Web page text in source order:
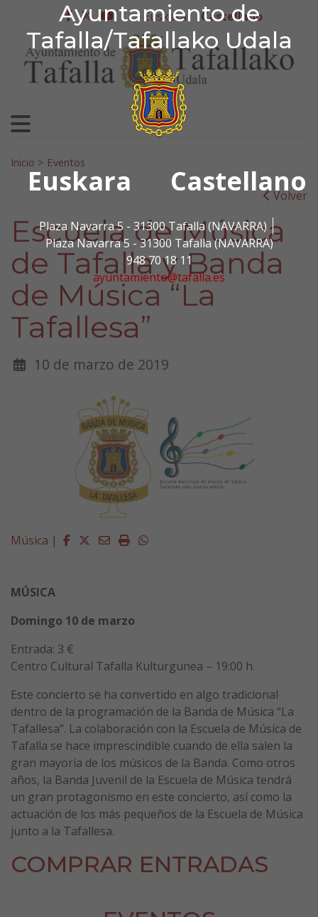
Ayuntamiento de
Tafalla/Tafallako Udala
Euskara Castellano
Plaza Navarra 5 - 31300 Tafalla (NAVARRA)
Plaza Navarra 5 - 31300 Tafalla (NAVARRA)
948 70 18 11
ayuntamiento@tafalla.es
Ir al contenido
Ayuntamiento de
facebook
twitter
youtube
Euskera Castellano
Search for:
Inicio > Eventos
Volver
Escuela de Música
de Tafalla y Banda
de Música “La
Tafallesa”
10 de marzo de 2019
Música | Facebook
Twitter
EmailImprimirWhatsapp
MÚSICA
Domingo 10 de marzo
Entrada: 3 €
Centro Cultural Tafalla Kulturgunea – 19:00 h.
Este concierto se ha convertido en algo tradicional
dentro de la programación de la Banda de Música “La
Tafallesa”. La colaboración con la Escuela de Música de
Tafalla se hace imprescindible cuando de ella salen la
gran mayoría de los músicos de la Banda. Como otros
años, la Banda Juvenil de la Escuela de Música tendrá
un gran protagonismo en este concierto, así como la
actuación de los más pequeños de la Escuela de Música
junto a la Tafallesa.
COMPRAR ENTRADAS